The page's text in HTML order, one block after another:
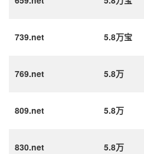
739.net 5.8万宝
769.net 5.8万
809.net 5.8万
830.net 5.8万